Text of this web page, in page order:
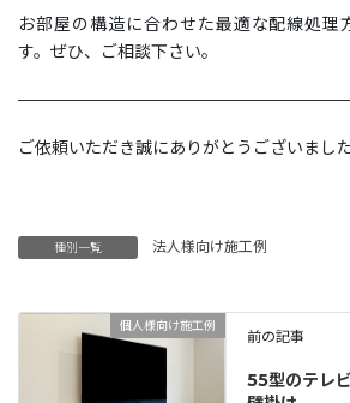
お部屋の構造に合わせた最適な配線処理
す。ぜひ、ご相談下さい。
ご依頼いただき誠にありがとうございました
種別一覧 法人様向け施工例
個人様向け施工例
前の記事
55型のテレ